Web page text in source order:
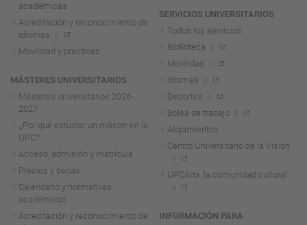
académicas
Acreditación y reconocimiento de
idiomas
Movilidad y prácticas
MÁSTERES UNIVERSITARIOS
Másteres universitarios 2026-
2027
¿Por qué estudiar un máster en la
UPC?
Acceso, admisión y matrícula
Precios y becas
Calendario y normativas
académicas
Acreditación y reconocimiento de
SERVICIOS UNIVERSITARIOS
Todos los servicios
Biblioteca
Movilidad
Idiomas
Deportes
Bolsa de trabajo
Alojamientos
Centro Universitario de la Visión
UPCArts, la comunidad cultural
INFORMACIÓN PARA